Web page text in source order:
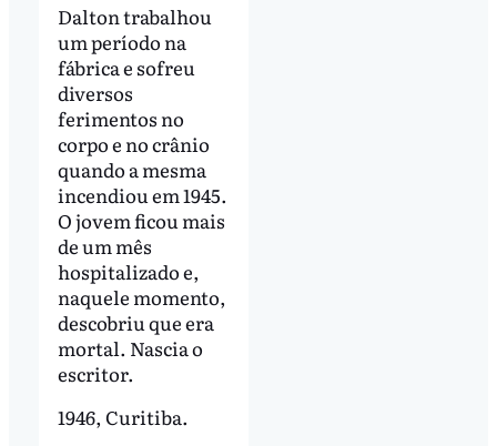
Dalton trabalhou
um período na
fábrica e sofreu
diversos
ferimentos no
corpo e no crânio
quando a mesma
incendiou em 1945.
O jovem ficou mais
de um mês
hospitalizado e,
naquele momento,
descobriu que era
mortal. Nascia o
escritor.
1946, Curitiba.